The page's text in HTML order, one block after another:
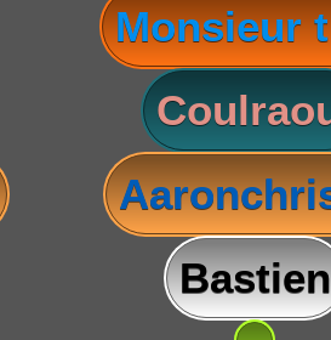
Monsieur
Bastien